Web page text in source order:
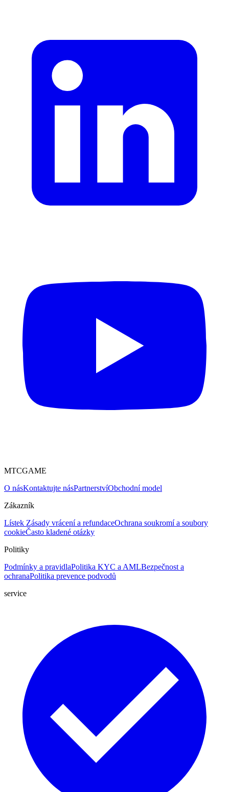
MTCGAME
O násKontaktujte násPartnerstvíObchodní model
Zákazník
Lístek Zásady vrácení a refundaceOchrana soukromí a soubory
cookieČasto kladené otázky
Politiky
Podmínky a pravidlaPolitika KYC a AMLBezpečnost a
ochranaPolitika prevence podvodů
service